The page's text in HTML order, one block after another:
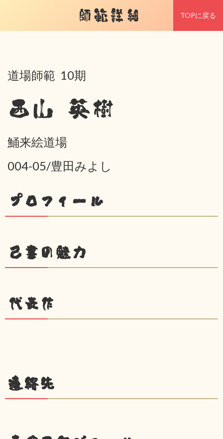
師範詳細 TOPに戻る
道場師範 10期
西山 英樹
鯒来絵道場
004-05/豊田みよし
プロフィール
己書の魅力
代表作
連絡先